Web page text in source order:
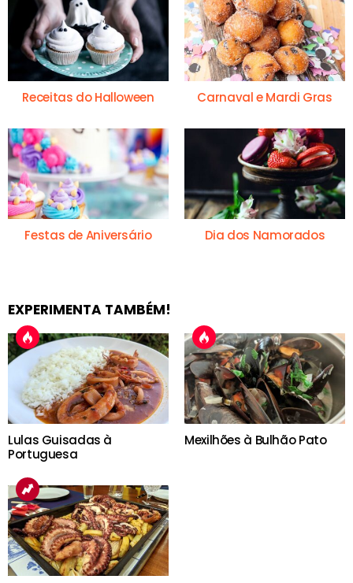
Receitas do Halloween Carnaval e Mardi Gras
Festas de Aniversário Dia dos Namorados
EXPERIMENTA TAMBÉM!
Lulas Guisadas à
Portuguesa
Mexilhões à Bulhão Pato